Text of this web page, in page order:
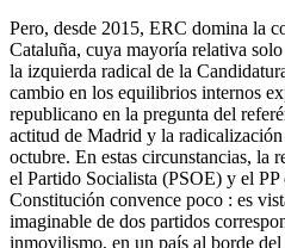
Pero, desde 2015, ERC domina la
Cataluña, cuya mayoría relativa
la izquierda radical de la
cambio en los equilibrios internos
republicano en la pregunta del
actitud de Madrid y la
octubre. En estas circunstancias, la
el Partido Socialista (PSOE) y el
Constitución convence poco : es
imaginable de dos partidos
inmovilismo, en un país al borde